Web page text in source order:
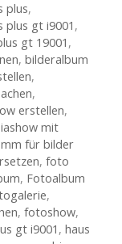
plus,
plus gt i9001 ,
gt 19001 ,
, bilderalbum
,
,
erstellen,
mit
für bilder
, foto
, Fotoalbum
,
, fotoshow,
gt i9001 , haus